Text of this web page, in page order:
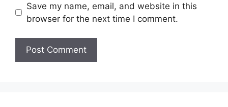
Save my name, email, and website in this
browser for the next time I comment.